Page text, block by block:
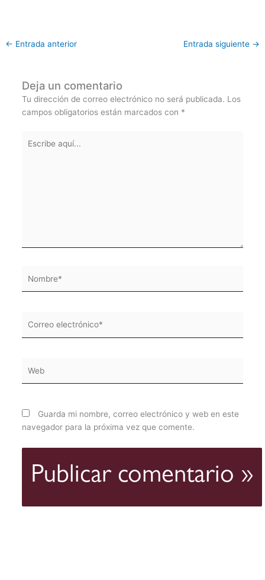
← Entrada anterior Entrada siguiente →
Deja un comentario
Tu dirección de correo electrónico no será publicada. Los
campos obligatorios están marcados con *
Guarda mi nombre, correo electrónico y web en este
navegador para la próxima vez que comente.